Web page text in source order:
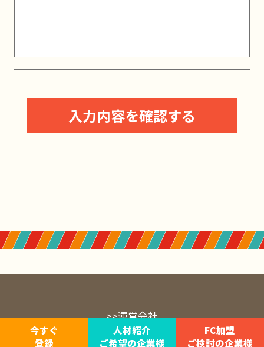
今すぐ
登録
人材紹介
ご希望の企業様
FC加盟
ご検討の企業様
入力内容を確認する
戻る
>>運営会社
Copyright© 2024 THE FREE AGENT LAB 株式会社 All right reserved.